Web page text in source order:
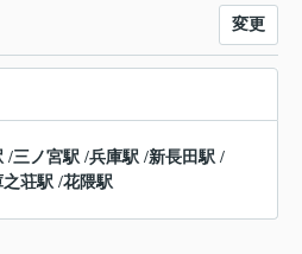
変更
/三ノ宮駅 /兵庫駅 /新長田駅 /
荘駅 /花隈駅